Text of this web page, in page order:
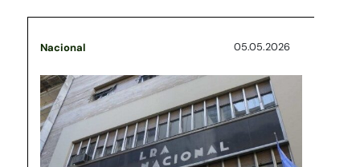
Nacional 05.05.2026